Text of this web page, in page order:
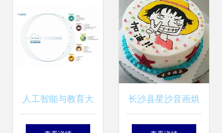
人工智能与教育大
会 科大讯飞如何证
长沙县星沙音画烘
焙技术服务部 热卖